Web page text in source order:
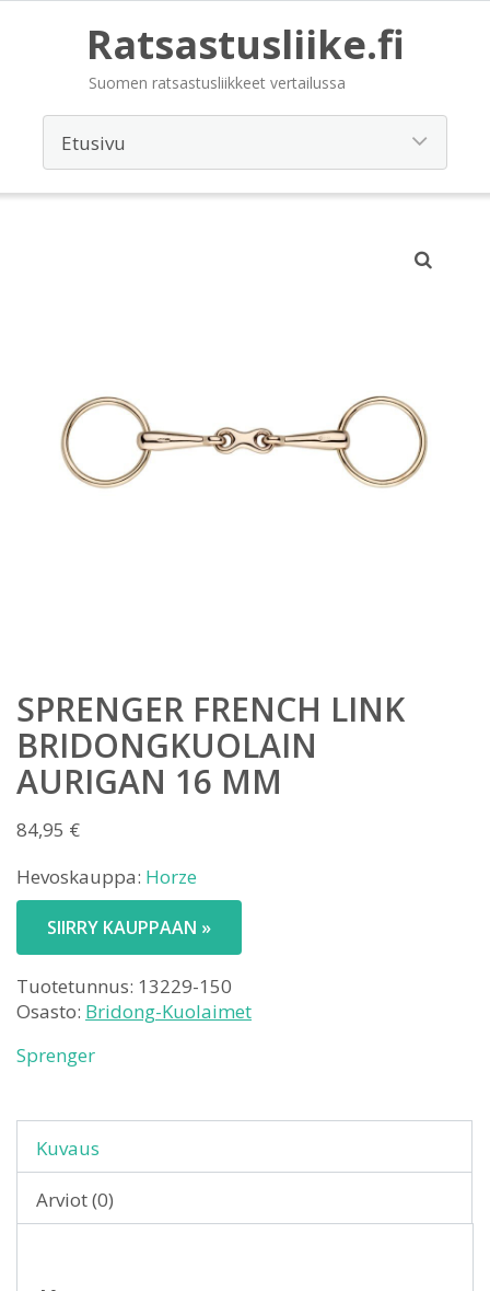
Ratsastusliike.fi
Suomen ratsastusliikkeet vertailussa
SPRENGER FRENCH LINK
BRIDONGKUOLAIN
AURIGAN 16 MM
84,95 €
Hevoskauppa: Horze
SIIRRY KAUPPAAN »
Tuotetunnus: 13229-150
Osasto: Bridong-Kuolaimet
Sprenger
Kuvaus
Arviot (0)